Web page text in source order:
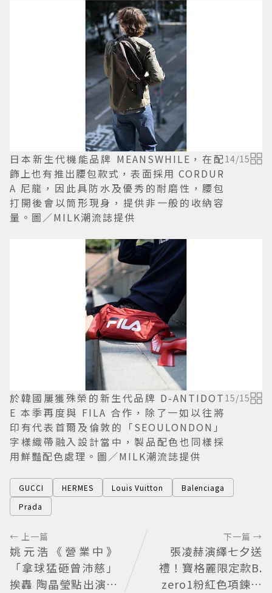
日本新生代機能品牌 MEANSWHILE，在配
飾上也有推出腰包款式，表面採用 CORDUR
A 尼龍，因此具防水及優秀的耐磨性，腰包
打開後會以筒形現身，提供非一般的收納容
量。圖／MILK潮流誌提供
14/15
於韓國屢獲殊榮的新生代品牌 D-ANTIDOT
E 本季再度與 FILA 合作，除了一如以往將
印有代表首爾及倫敦的「SEOULONDON」
字樣織帶融入設計當中，製品配色也同樣採
用鮮豔配色處理。圖／MILK潮流誌提供
15/15
GUCCI HERMES Louis Vuitton
Balenciaga
Prada
← 上一篇
姚元浩《營業中》
「拿球猛砸曾沛慈」
挨轟 陶晶瑩點出演藝
下一篇 →
張凌赫演繹七夕送
禮！寶格麗限定款B.
zero1粉紅色項鍊甜